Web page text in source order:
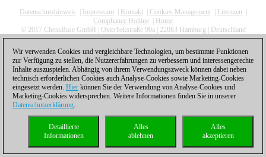
Datenschutzhinweis Impressum| Kontakt| Cookies Management| Lizenzen
Compliance Hotline
Home
© 2017 ChessBase GmbH | Osterbekstraße 90a | 22083 Hamburg | Deutschland
coldest news
Wir verwenden Cookies und vergleichbare Technologien, um bestimmte Funktionen
zur Verfügung zu stellen, die Nutzererfahrungen zu verbessern und interessengerechte
Inhalte auszuspielen. Abhängig von ihrem Verwendungszweck können dabei neben
technisch erforderlichen Cookies auch Analyse-Cookies sowie Marketing-Cookies
eingesetzt werden. Hier können Sie der Verwendung von Analyse-Cookies und
Marketing-Cookies widersprechen. Weitere Informationen finden Sie in unserer
Datenschutzerklärung.
Alles
akzeptieren
Alles
ablehnen
Detaillierte
Informationen